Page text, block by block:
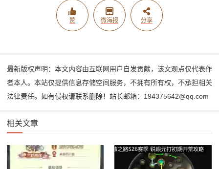
赞 微海报 分享
最新版权声明：本文内容由互联网用户自发贡献，该文观点仅代表作
者本人。本站仅提供信息存储空间服务，不拥有所有权，不承担相关
法律责任。如有侵权请联系删除！站长邮箱：194375642@qq.com
相关文章